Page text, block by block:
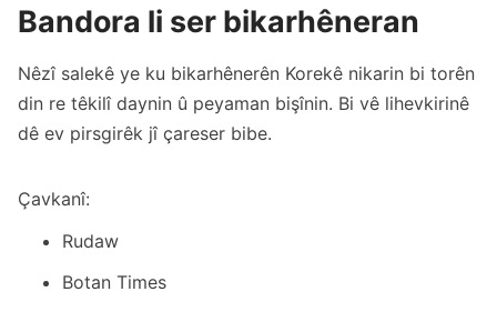
Bandora li ser bikarhêneran
Nêzî salekê ye ku bikarhênerên Korekê nikarin bi torên
din re têkilî daynin û peyaman bişînin. Bi vê lihevkirinê
dê ev pirsgirêk jî çareser bibe.
Çavkanî:
Rudaw
Botan Times